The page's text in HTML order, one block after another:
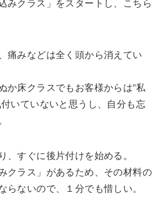
痛みなどは全く頭から消えてい
か床クラスでもお客様からは”私
いていないと思うし、自分も忘
、すぐに後片付けを始める。
クラス」があるため、その材料の
らないので、１分でも惜しい。